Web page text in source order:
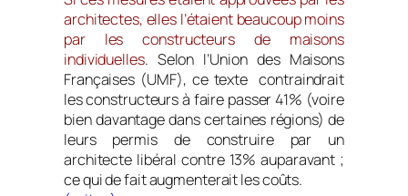
architectes, elles l’étaient beaucoup moins
par les constructeurs de maisons
individuelles. Selon l’Union des Maisons
Françaises (UMF), ce texte contraindrait
les constructeurs à faire passer 41% (voire
bien davantage dans certaines régions) de
leurs permis de construire par un
architecte libéral contre 13% auparavant ;
ce qui de fait augmenterait les coûts.